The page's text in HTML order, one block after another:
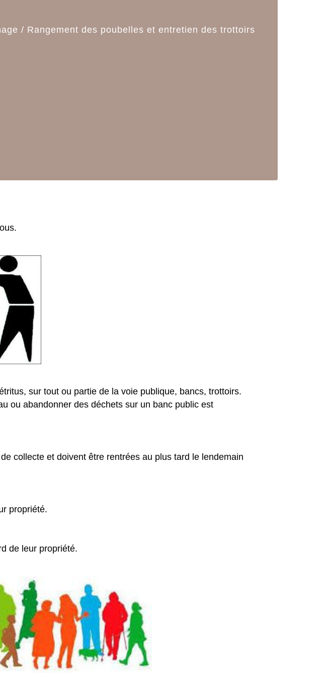
/ Rangement des poubelles et entretien des trottoirs
sur tout ou partie de la voie publique, bancs, trottoirs.
ou abandonner des déchets sur un banc public est
collecte et doivent être rentrées au plus tard le lendemain
propriété.
de leur propriété.